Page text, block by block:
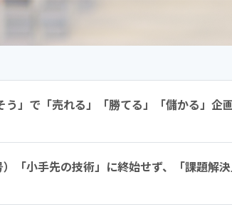
」で「売れる」「勝てる」「儲かる」企
「小手先の技術」に終始せず、「課題解